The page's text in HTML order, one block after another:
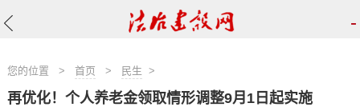
-
您的位置 > 首页 > 民生 >
再优化！个人养老金领取情形调整9月1日起实施